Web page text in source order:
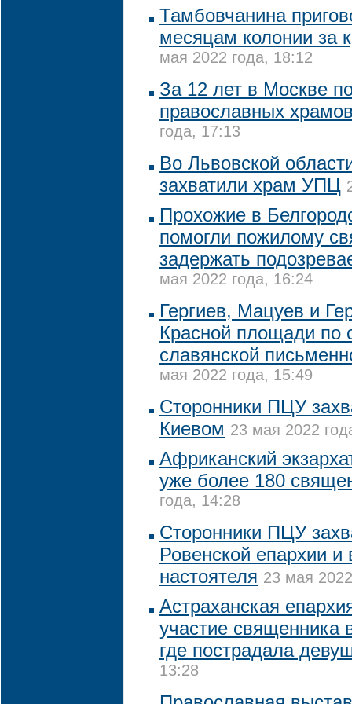
Тамбовчанина
месяцам колонии за
мая 2022 года, 18:12
За 12 лет в Москве
православных
года, 17:13
Во Львовской
захватили храм УПЦ
Прохожие в
помогли пожилому
задержать
мая 2022 года, 16:24
Гергиев, Мацуев и
Красной площади по
славянской
мая 2022 года, 15:49
Сторонники ПЦУ
Киевом 23 мая 2022
Африканский
уже более 180
года, 14:28
Сторонники ПЦУ
Ровенской епархии
настоятеля 23 мая
Астраханская
участие священника
где пострадала
13:28